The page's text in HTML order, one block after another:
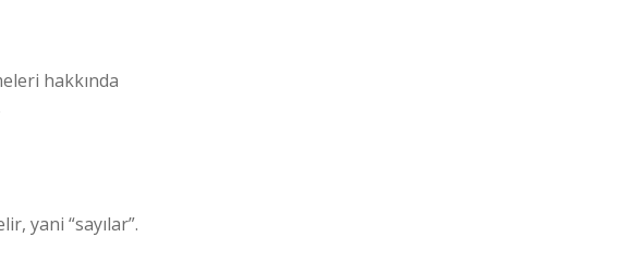
hakkında
yani “sayılar”.